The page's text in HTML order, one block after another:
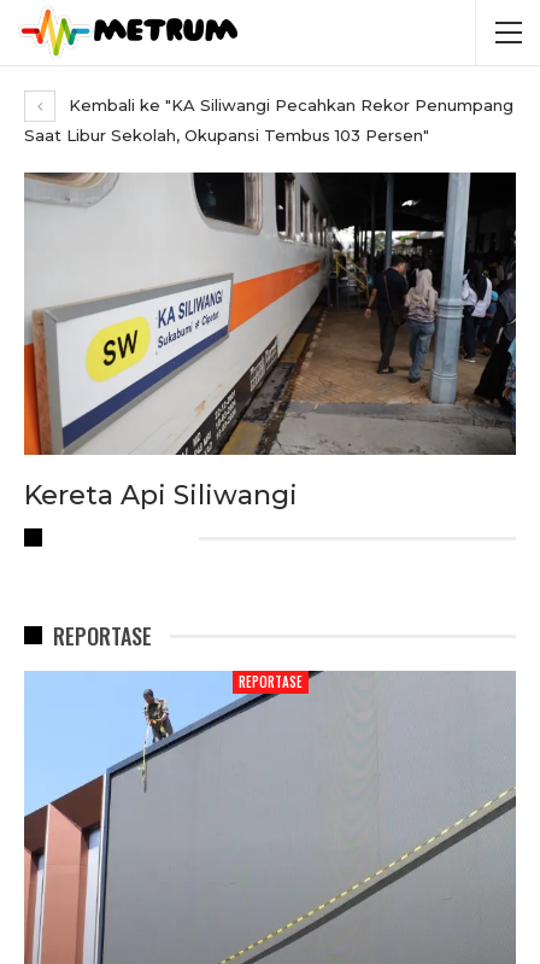
Kembali ke "KA Siliwangi Pecahkan Rekor Penumpang
Saat Libur Sekolah, Okupansi Tembus 103 Persen"
Kereta Api Siliwangi
REPORTASE